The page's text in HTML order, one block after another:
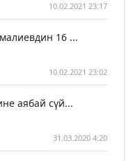
10.02.2021 23:17
16 ...
10.02.2021 23:02
аябай сүй...
31.03.2020 4:20